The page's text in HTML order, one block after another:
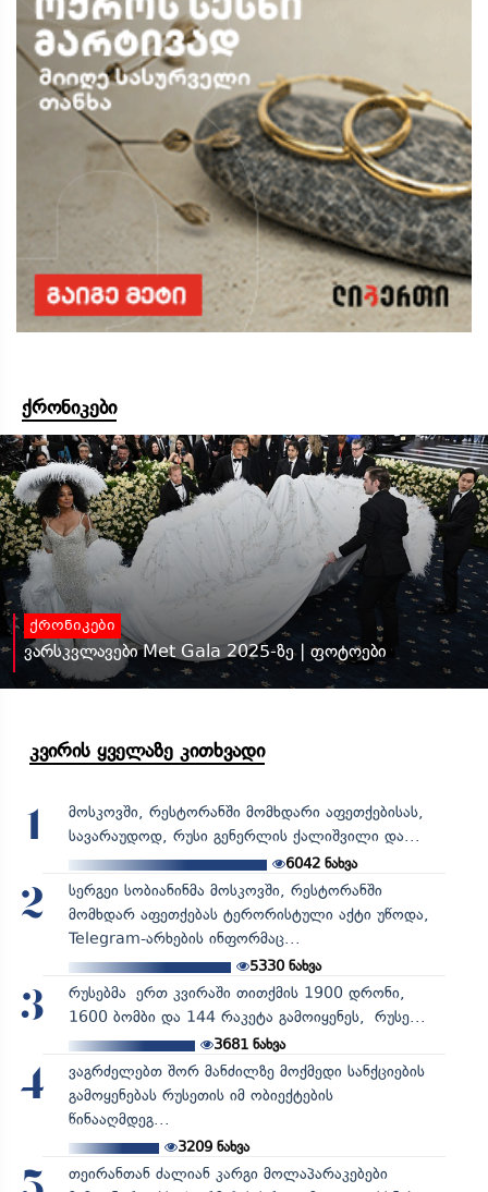
ქრონიკები
ქრონიკები
ვარსკვლავები Met Gala 2025-ზე | ფოტოები
კვირის ყველაზე კითხვადი
1
მოსკოვში, რესტორანში მომხდარი აფეთქებისას,
სავარაუდოდ, რუსი გენერლის ქალიშვილი და...
6042 ნახვა
2
სერგეი სობიანინმა მოსკოვში, რესტორანში
მომხდარ აფეთქებას ტერორისტული აქტი უწოდა,
Telegram-არხების ინფორმაც...
5330ნახვა
3
რუსებმა ერთ კვირაში თითქმის 1900 დრონი,
1600 ბომბი და 144 რაკეტა გამოიყენეს, რუსე...
3681ნახვა
4
ვაგრძელებთ შორ მანძილზე მოქმედი სანქციების
გამოყენებას რუსეთის იმ ობიექტების
წინააღმდეგ...
3209ნახვა
თეირანთან ძალიან კარგი მოლაპარაკებები